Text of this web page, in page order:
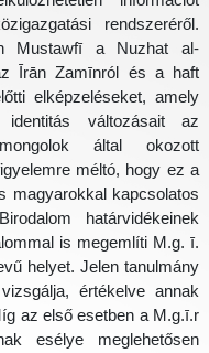
rendszeréről.
Mustawfī a Nuzhat al-
Īrān Zamīnról és a haft
elképzeléseket, amely
változásait az
által okozott
méltó, hogy ez a
magyarokkal kapcsolatos
határvidékeinek
is megemlíti M.g. ī.
helyet. Jelen tanulmány
értékelve annak
az első esetben a M.g.ī.r
esélye meglehetősen